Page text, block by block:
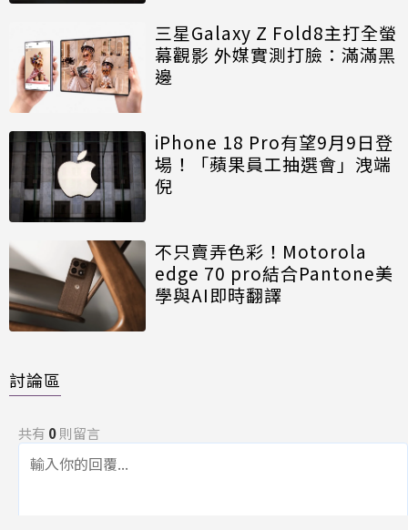
三星Galaxy Z Fold8主打全螢
幕觀影 外媒實測打臉：滿滿黑
邊
iPhone 18 Pro有望9月9日登
場！「蘋果員工抽選會」洩端
倪
不只賣弄色彩！Motorola
edge 70 pro結合Pantone美
學與AI即時翻譯
討論區
共有 0則留言